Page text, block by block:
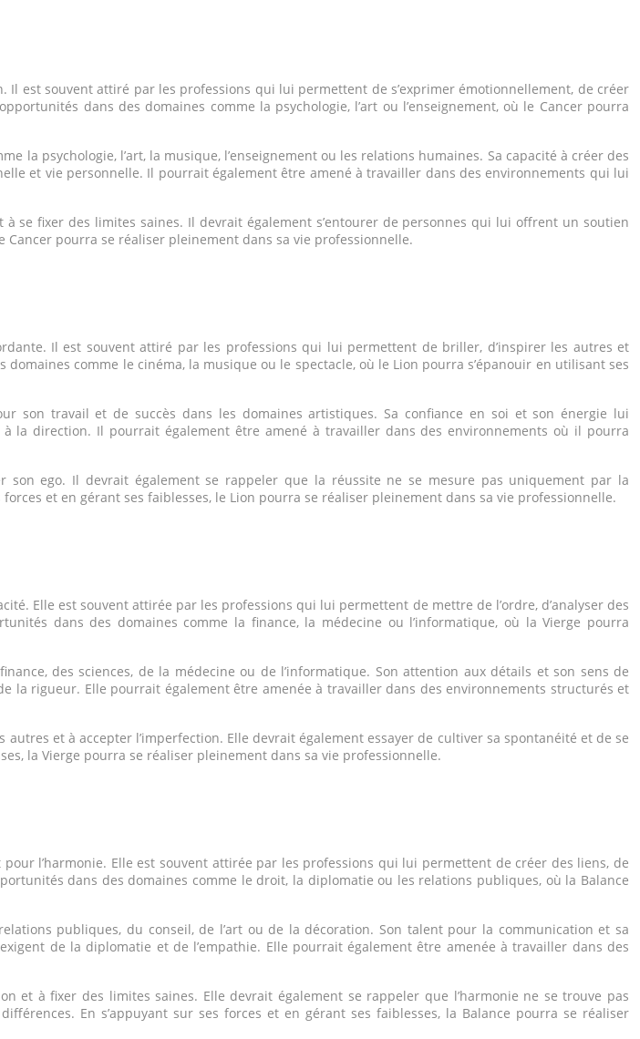
Il est souvent attiré par les professions qui lui permettent de s’exprimer émotionnellement, de créer
dans des domaines comme la psychologie, l’art ou l’enseignement, où le Cancer pourra
la psychologie, l’art, la musique, l’enseignement ou les relations humaines. Sa capacité à créer des
et vie personnelle. Il pourrait également être amené à travailler dans des environnements qui lui
se fixer des limites saines. Il devrait également s’entourer de personnes qui lui offrent un soutien
pourra se réaliser pleinement dans sa vie professionnelle.
Il est souvent attiré par les professions qui lui permettent de briller, d’inspirer les autres et
comme le cinéma, la musique ou le spectacle, où le Lion pourra s’épanouir en utilisant ses
son travail et de succès dans les domaines artistiques. Sa confiance en soi et son énergie lui
la direction. Il pourrait également être amené à travailler dans des environnements où il pourra
ego. Il devrait également se rappeler que la réussite ne se mesure pas uniquement par la
et en gérant ses faiblesses, le Lion pourra se réaliser pleinement dans sa vie professionnelle.
Elle est souvent attirée par les professions qui lui permettent de mettre de l’ordre, d’analyser des
dans des domaines comme la finance, la médecine ou l’informatique, où la Vierge pourra
des sciences, de la médecine ou de l’informatique. Son attention aux détails et son sens de
la rigueur. Elle pourrait également être amenée à travailler dans des environnements structurés et
et à accepter l’imperfection. Elle devrait également essayer de cultiver sa spontanéité et de se
la Vierge pourra se réaliser pleinement dans sa vie professionnelle.
l’harmonie. Elle est souvent attirée par les professions qui lui permettent de créer des liens, de
dans des domaines comme le droit, la diplomatie ou les relations publiques, où la Balance
publiques, du conseil, de l’art ou de la décoration. Son talent pour la communication et sa
de la diplomatie et de l’empathie. Elle pourrait également être amenée à travailler dans des
et à fixer des limites saines. Elle devrait également se rappeler que l’harmonie ne se trouve pas
En s’appuyant sur ses forces et en gérant ses faiblesses, la Balance pourra se réaliser